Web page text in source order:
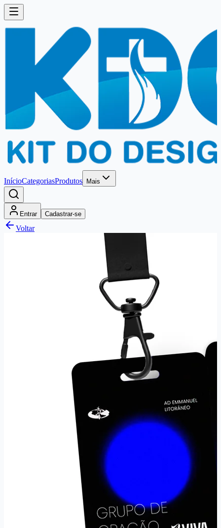
InícioCategoriasProdutos Mais
Entrar Cadastrar-se
Voltar